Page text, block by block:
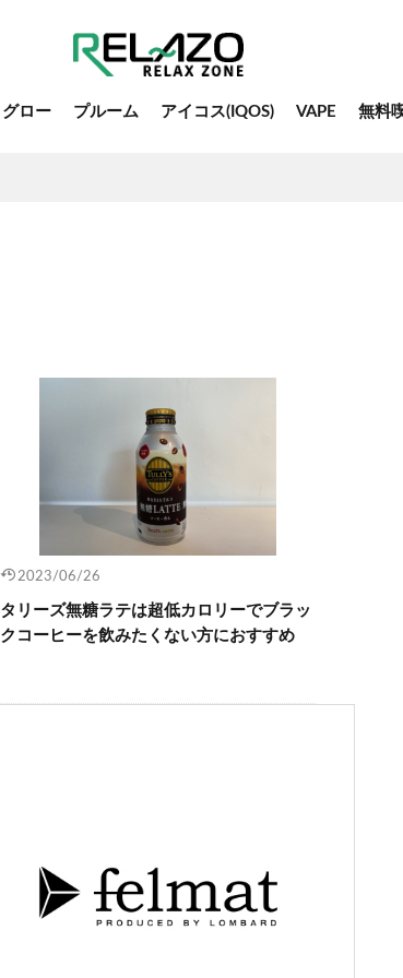
グロー プルーム アイコス(IQOS) VAPE 無料
2023/06/26
タリーズ無糖ラテは超低カロリーでブラッ
クコーヒーを飲みたくない方におすすめ